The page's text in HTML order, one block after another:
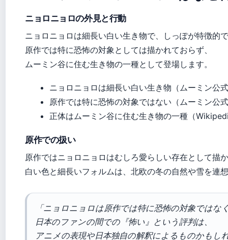
ニョロニョロの外見と行動
ニョロニョロは細長い白い生き物で、しっぽが特徴的
原作では特に恐怖の対象としては描かれておらず、
ムーミン谷に住む生き物の一種として登場します。
ニョロニョロは細長い白い生き物（ムーミン公
原作では特に恐怖の対象ではない（ムーミン公
正体はムーミン谷に住む生き物の一種（
原作での扱い
原作ではニョロニョロはむしろ愛らしい存在として描
白い色と細長いフォルムは、北欧の冬の自然や雪を連
「ニョロニョロは原作では特に恐怖の対象ではな
日本のファンの間での『怖い』という評判は、
アニメの表現や日本独自の解釈によるものかもし